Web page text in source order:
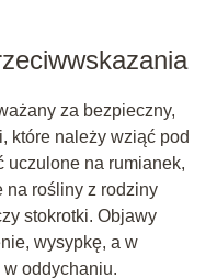
za bezpieczny,
które należy wziąć pod
uczulone na rumianek,
na rośliny z rodziny
stokrotki. Objawy
wysypkę, a w
oddychaniu.